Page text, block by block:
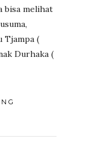
bisa melihat
Tjampa (
Durhaka (